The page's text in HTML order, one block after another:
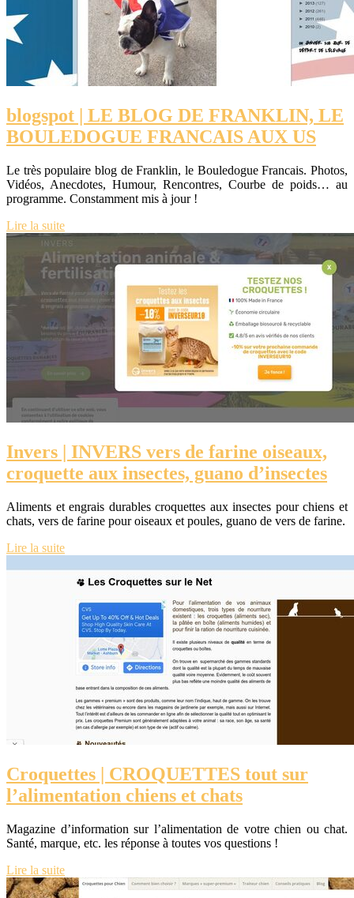
blogspot | LE BLOG DE FRANKLIN, LE
BOULEDOGUE FRANCAIS AUX US
Le très populaire blog de Franklin, le Bouledogue Francais. Photos,
Vidéos, Anecdotes, Humour, Rencontres, Courbe de poids… au
programme. Constamment mis à jour !
Lire la suite
Invers | INVERS vers de farine oiseaux,
croquette aux insectes, guano d’insectes
Aliments et engrais durables croquettes aux insectes pour chiens et
chats, vers de farine pour oiseaux et poules, guano de vers de farine.
Lire la suite
Croquettes | CROQUETTES tout sur
l’alimen­ta­tion chiens et chats
Magazine d’information sur l’alimentation de votre chien ou chat.
Santé, marque, etc. les réponse à toutes vos questions !
Lire la suite